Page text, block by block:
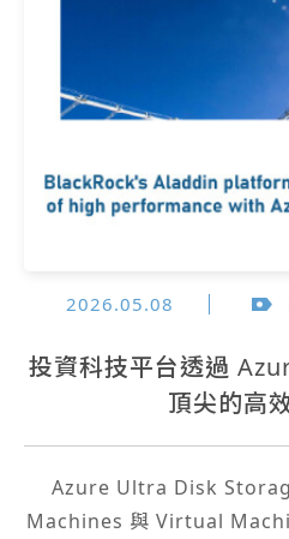
2026.05.08
投資科技平台透過
頂尖的高
Azure Ultra Disk
Machines 與 Virtual